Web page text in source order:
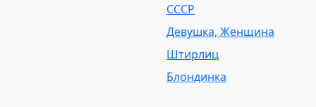
СССР
Девушка, Женщина
Штирлиц
Блондинка